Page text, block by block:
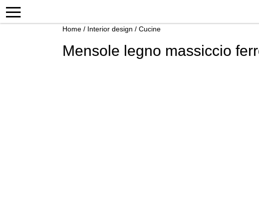
Home / Interior design / Cucine
Mensole legno massiccio